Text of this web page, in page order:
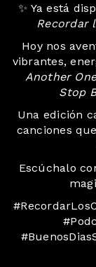
️️✨ Ya está
Recordar
Hoy nos
vibrantes,
Another
Stop
Una edición
canciones
Escúchalo